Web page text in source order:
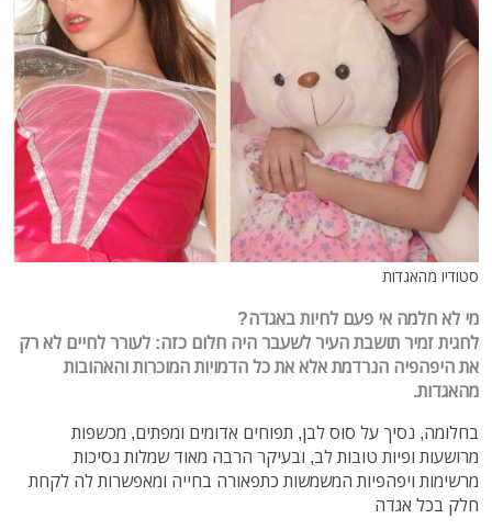
סטודיו מהאגדות
מי לא חלמה אי פעם לחיות באגדה?
לחגית זמיר תושבת העיר לשעבר היה חלום כזה: לעורר לחיים לא רק
את היפהפיה הנרדמת אלא את כל הדמויות המוכרות והאהובות
מהאגדות.
בחלומה, נסיך על סוס לבן, תפוחים אדומים ומפתים, מכשפות
מרושעות ופיות טובות לב, ובעיקר הרבה מאוד שמלות נסיכות
מרשימות ויפהפיות המשמשות כתפאורה בחייה ומאפשרות לה לקחת
חלק בכל אגדה